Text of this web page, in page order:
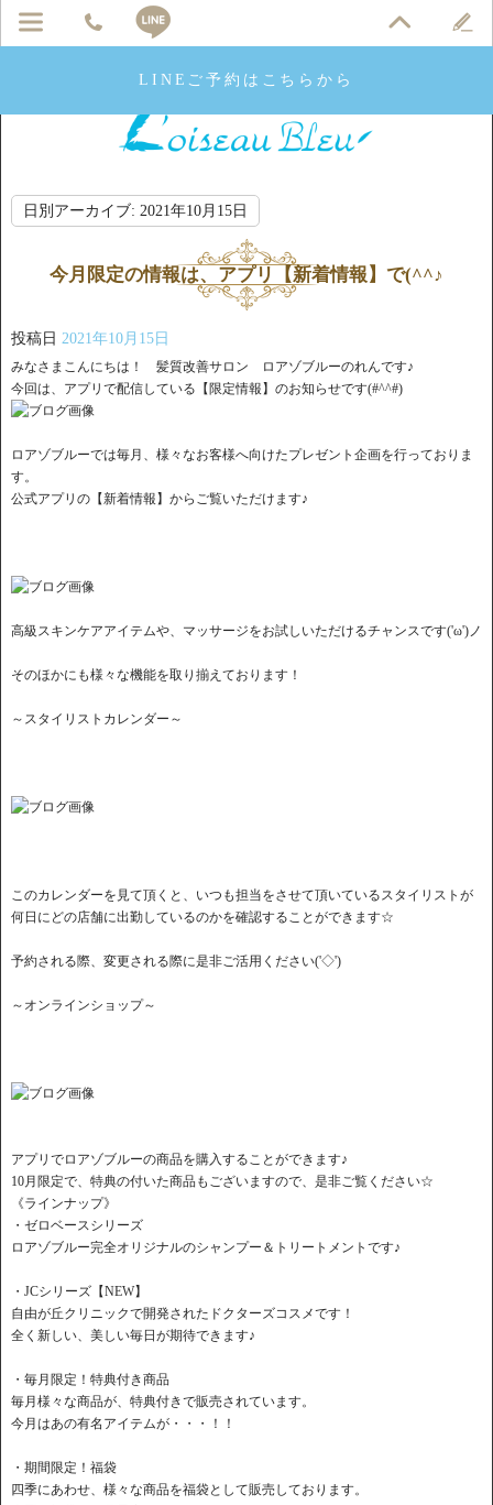
LINEご予約はこちらから
日別アーカイブ: 2021年10月15日
今月限定の情報は、アプリ【新着情報】で(^^♪
投稿日 2021年10月15日
みなさまこんにちは！ 髪質改善サロン ロアゾブルーのれんです♪
今回は、アプリで配信している【限定情報】のお知らせです(#^^#)
ロアゾブルーでは毎月、様々なお客様へ向けたプレゼント企画を行っておりま
す。
公式アプリの【新着情報】からご覧いただけます♪
高級スキンケアアイテムや、マッサージをお試しいただけるチャンスです('ω')ノ
そのほかにも様々な機能を取り揃えております！
～スタイリストカレンダー～
このカレンダーを見て頂くと、いつも担当をさせて頂いているスタイリストが
何日にどの店舗に出勤しているのかを確認することができます☆
予約される際、変更される際に是非ご活用ください('◇')ゞ
～オンラインショップ～
アプリでロアゾブルーの商品を購入することができます♪
10月限定で、特典の付いた商品もございますので、是非ご覧ください☆
《ラインナップ》
・ゼロベースシリーズ
ロアゾブルー完全オリジナルのシャンプー＆トリートメントです♪
・JCシリーズ【NEW】
自由が丘クリニックで開発されたドクターズコスメです！
全く新しい、美しい毎日が期待できます♪
・毎月限定！特典付き商品
毎月様々な商品が、特典付きで販売されています。
今月はあの有名アイテムが・・・！！
・期間限定！福袋
四季にあわせ、様々な商品を福袋として販売しております。